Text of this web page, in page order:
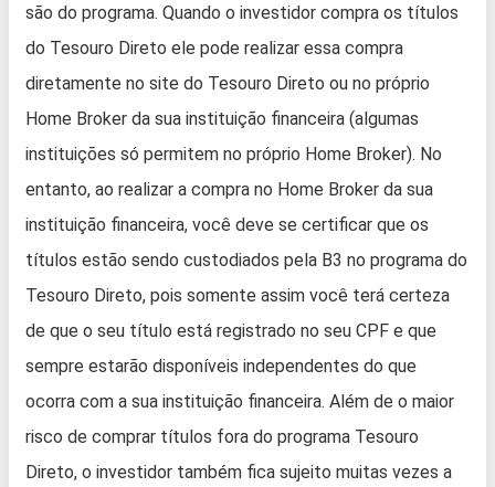
são do programa. Quando o investidor compra os títulos
do Tesouro Direto ele pode realizar essa compra
diretamente no site do Tesouro Direto ou no próprio
Home Broker da sua instituição financeira (algumas
instituições só permitem no próprio Home Broker). No
entanto, ao realizar a compra no Home Broker da sua
instituição financeira, você deve se certificar que os
títulos estão sendo custodiados pela B3 no programa do
Tesouro Direto, pois somente assim você terá certeza
de que o seu título está registrado no seu CPF e que
sempre estarão disponíveis independentes do que
ocorra com a sua instituição financeira. Além de o maior
risco de comprar títulos fora do programa Tesouro
Direto, o investidor também fica sujeito muitas vezes a